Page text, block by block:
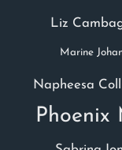
Liz
Marine
Napheesa
Phoenix